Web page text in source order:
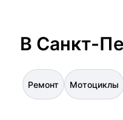
В Санкт-
Ремонт Мотоциклы